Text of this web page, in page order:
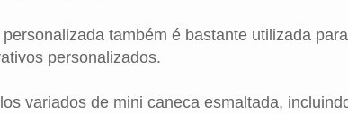
também é bastante utilizada
personalizados.
variados de mini caneca esmaltada,